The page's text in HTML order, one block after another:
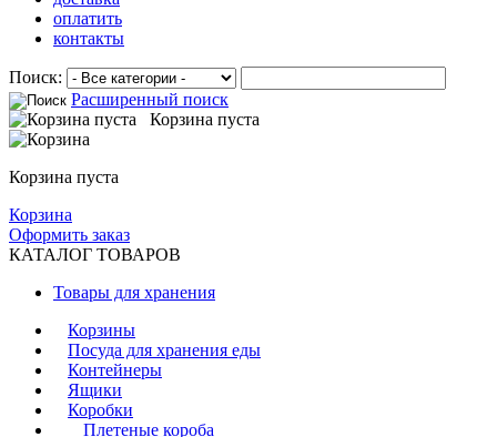
оплатить
контакты
Поиск:
Расширенный поиск
Корзина пуста
Корзина пуста
Корзина
Оформить заказ
КАТАЛОГ ТОВАРОВ
Товары для хранения
Корзины
Посуда для хранения еды
Контейнеры
Ящики
Коробки
Плетеные короба